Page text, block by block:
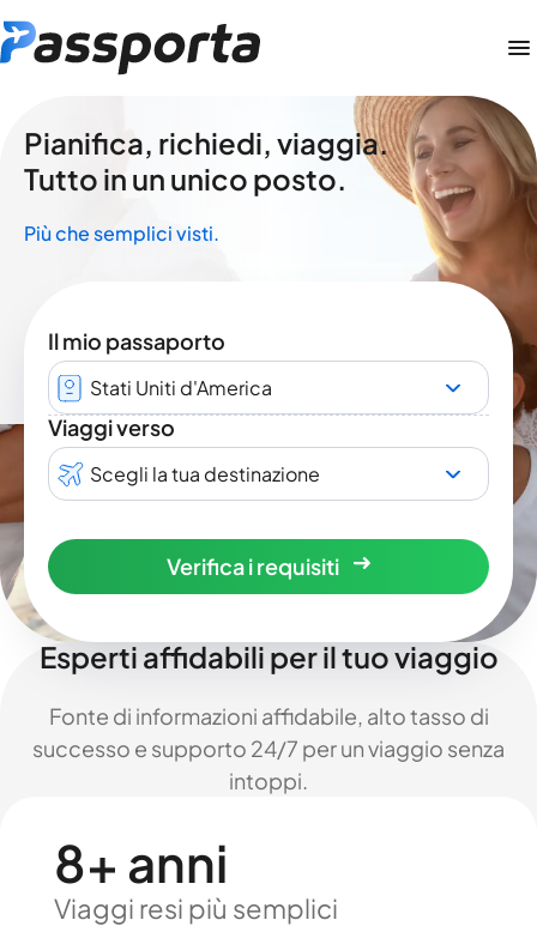
Pianifica, richiedi, viaggia.
Tutto in un unico posto.
Più che semplici visti.
Il mio passaporto
Stati Uniti d'America
Viaggi verso
Scegli la tua destinazione
Verifica i requisiti
Esperti affidabili per il tuo viaggio
Fonte di informazioni affidabile, alto tasso di
successo e supporto 24/7 per un viaggio senza
intoppi.
8+ anni
Viaggi resi più semplici